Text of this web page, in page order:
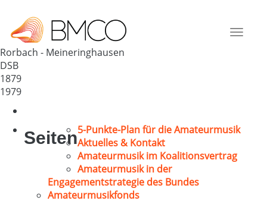
Toggle
Deutschland
34497
Rorbach - Meineringhausen
DSB
1879
1979
Seiten5-Punkte-Plan für die Amateurmusik
Aktuelles & Kontakt
Amateurmusik im Koalitionsvertrag
Amateurmusik in der
Engagementstrategie des Bundes
Amateurmusikfonds